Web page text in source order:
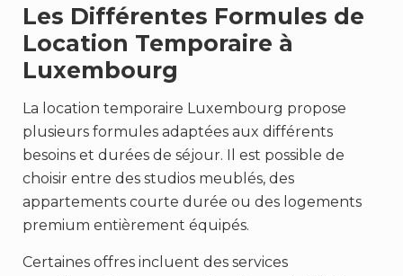
Les Différentes Formules de
Location Temporaire à
Luxembourg
La location temporaire Luxembourg propose
plusieurs formules adaptées aux différents
besoins et durées de séjour. Il est possible de
choisir entre des studios meublés, des
appartements courte durée ou des logements
premium entièrement équipés.
Certaines offres incluent des services